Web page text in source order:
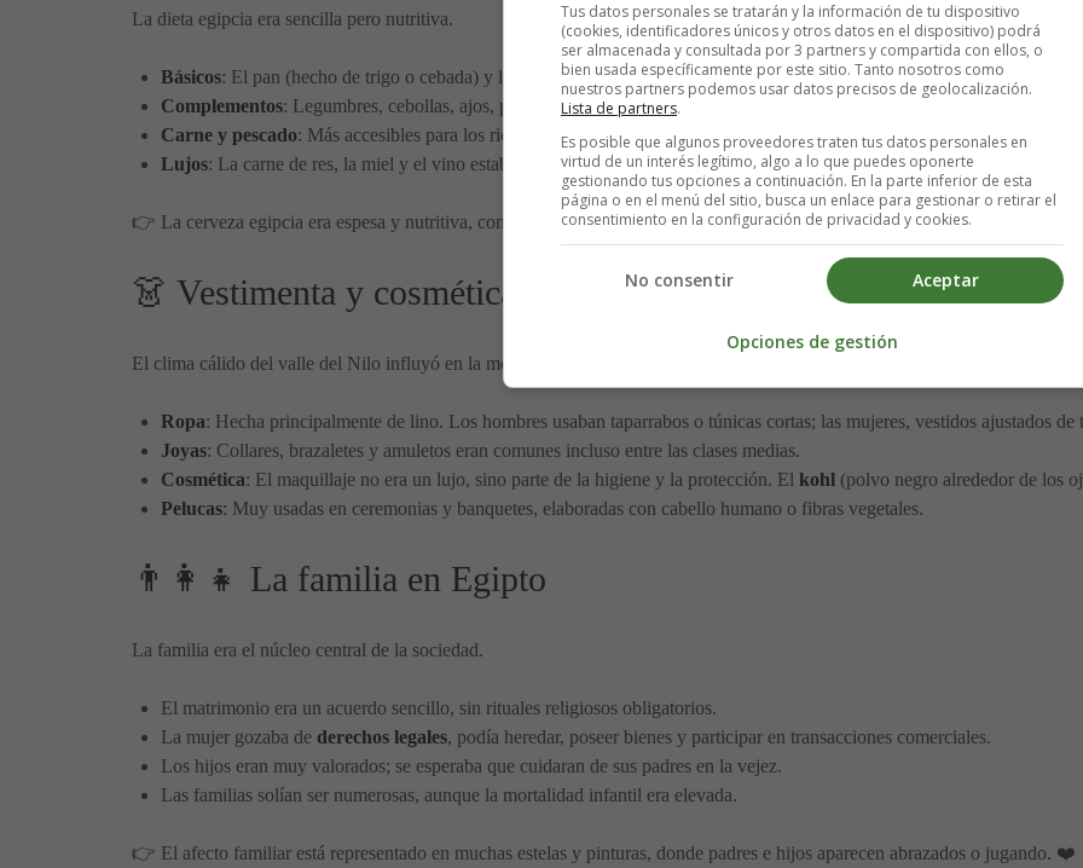
La dieta egipcia era sencilla pero nutritiva.
Básicos: El pan (hecho de trigo o cebada) y la cerveza eran la base de la alimentación.
Complementos: Legumbres, cebollas, ajos, pepinos, dátiles, higos y uvas.
Carne y pescado: Más accesibles para los ricos; los campesinos consumían principalmente pescado seco.
Lujos: La carne de res, la miel y el vino estaban reservados a las élites y a ocasiones especiales.
👉 La cerveza egipcia era espesa y nutritiva, consumida por hombres, mujeres y niños. 🍺
👗 Vestimenta y cosmética
El clima cálido del valle del Nilo influyó en la moda egipcia.
Ropa: Hecha principalmente de lino. Los hombres usaban taparrabos o túnicas cortas; las mujeres, vestidos ajustados de
Joyas: Collares, brazaletes y amuletos eran comunes incluso entre las clases medias.
Cosmética: El maquillaje no era un lujo, sino parte de la higiene y la protección. El kohl (polvo negro alrededor de los
Pelucas: Muy usadas en ceremonias y banquetes, elaboradas con cabello humano o fibras vegetales.
👨‍👩‍👧 La familia en Egipto
La familia era el núcleo central de la sociedad.
El matrimonio era un acuerdo sencillo, sin rituales religiosos obligatorios.
La mujer gozaba de derechos legales, podía heredar, poseer bienes y participar en transacciones comerciales.
Los hijos eran muy valorados; se esperaba que cuidaran de sus padres en la vejez.
Las familias solían ser numerosas, aunque la mortalidad infantil era elevada.
👉 El afecto familiar está representado en muchas estelas y pinturas, donde padres e hijos aparecen abrazados o jugando. ❤️
Tus datos personales se tratarán y la información de tu dispositivo
(cookies, identificadores únicos y otros datos en el dispositivo) podrá
ser almacenada y consultada por 3 partners y compartida con ellos, o
bien usada específicamente por este sitio. Tanto nosotros como
nuestros partners podemos usar datos precisos de geolocalización.
Lista de partners.
Es posible que algunos proveedores traten tus datos personales en
virtud de un interés legítimo, algo a lo que puedes oponerte
gestionando tus opciones a continuación. En la parte inferior de esta
página o en el menú del sitio, busca un enlace para gestionar o retirar el
consentimiento en la configuración de privacidad y cookies.
Aceptar
No consentir
Opciones de gestión